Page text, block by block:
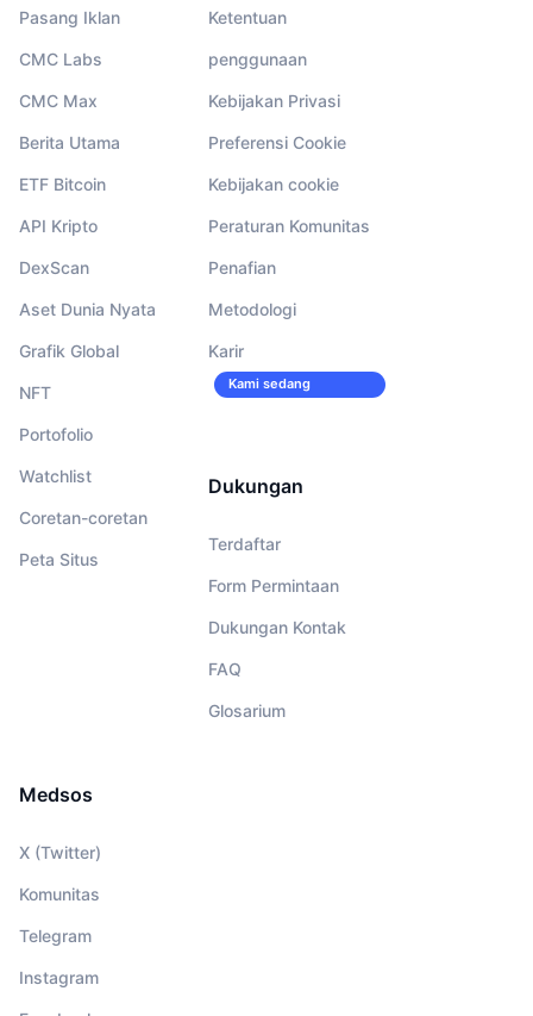
Pasang Iklan
CMC Labs
CMC Max
Berita Utama
ETF Bitcoin
API Kripto
DexScan
Aset Dunia Nyata
Grafik Global
NFT
Portofolio
Watchlist
Coretan-coretan
Peta Situs
Ketentuan
penggunaan
Kebijakan Privasi
Preferensi Cookie
Kebijakan cookie
Peraturan Komunitas
Penafian
Metodologi
Karir
Kami sedang
Dukungan
Terdaftar
Form Permintaan
Dukungan Kontak
FAQ
Glosarium
Medsos
X (Twitter)
Komunitas
Telegram
Instagram